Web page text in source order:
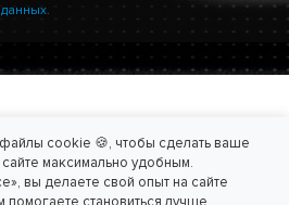
cookie 🍪, чтобы сделать ваше
максимально удобным.
вы делаете свой опыт на сайте